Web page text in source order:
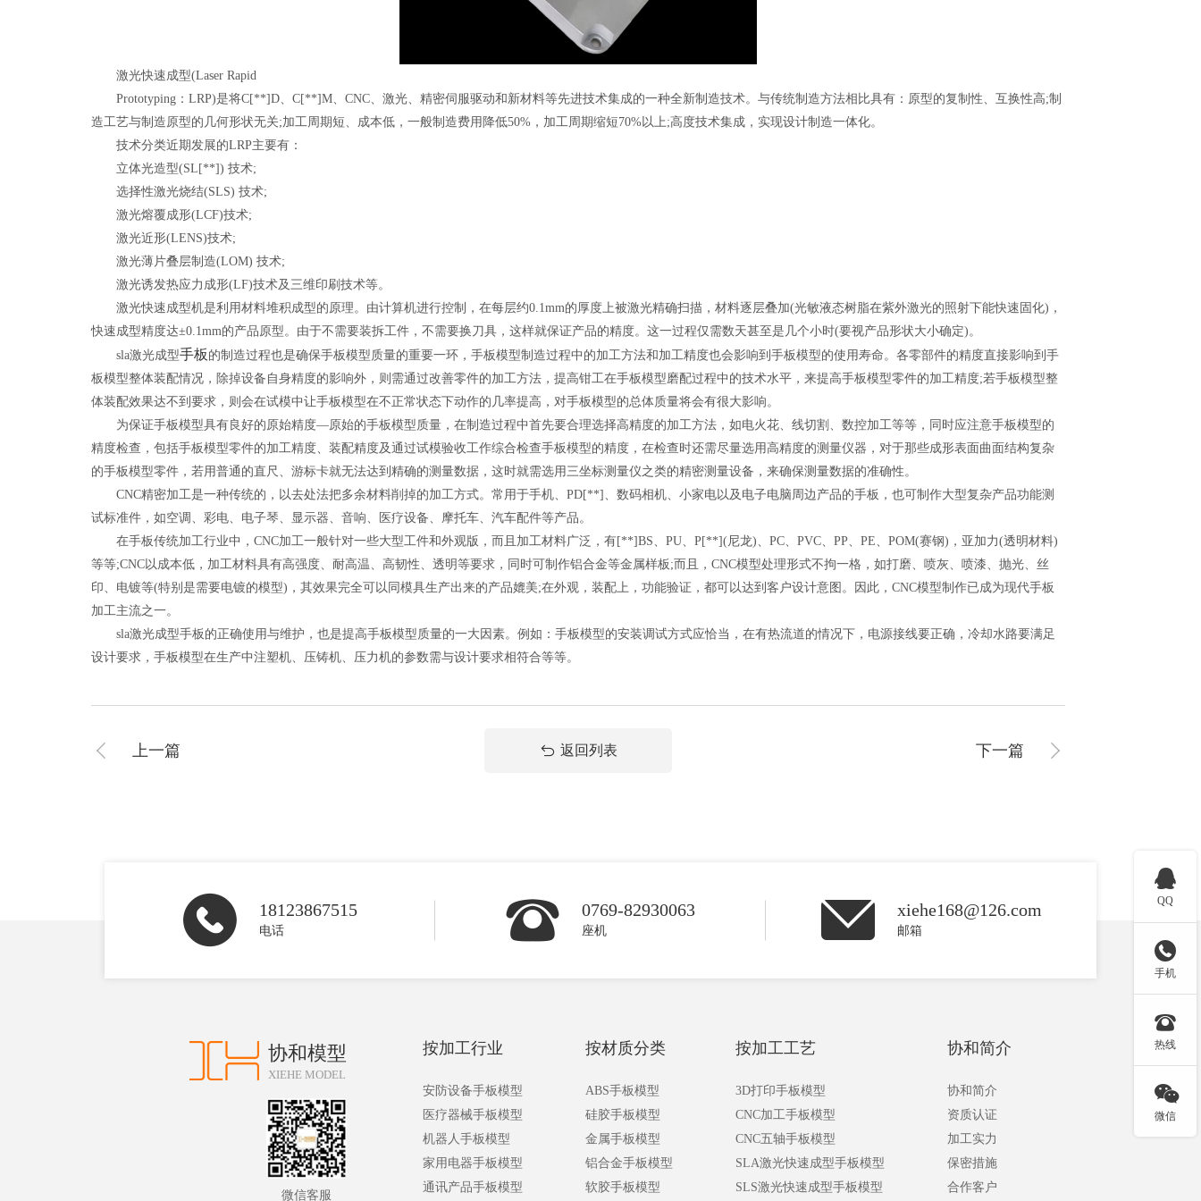
激光快速成型(Laser Rapid
Prototyping：LRP)是将C[**]D、C[**]M、CNC、激光、精密伺服驱动和新材料等先进技术集成的一种全新制造技术。与传统制造方法相比具有：原型的复制性、互换性高;制
造工艺与制造原型的几何形状无关;加工周期短、成本低，一般制造费用降低50%，加工周期缩短70%以上;高度技术集成，实现设计制造一体化。
技术分类近期发展的LRP主要有：
立体光造型(SL[**]) 技术;
选择性激光烧结(SLS) 技术;
激光熔覆成形(LCF)技术;
激光近形(LENS)技术;
激光薄片叠层制造(LOM) 技术;
激光诱发热应力成形(LF)技术及三维印刷技术等。
激光快速成型机是利用材料堆积成型的原理。由计算机进行控制，在每层约0.1mm的厚度上被激光精确扫描，材料逐层叠加(光敏液态树脂在紫外激光的照射下能快速固化)，
快速成型精度达±0.1mm的产品原型。由于不需要装拆工件，不需要换刀具，这样就保证产品的精度。这一过程仅需数天甚至是几个小时(要视产品形状大小确定)。
sla激光成型手板 的制造过程也是确保手板模型质量的重要一环，手板模型制造过程中的加工方法和加工精度也会影响到手板模型的使用寿命。各零部件的精度直接影响到手
板模型整体装配情况，除掉设备自身精度的影响外，则需通过改善零件的加工方法，提高钳工在手板模型磨配过程中的技术水平，来提高手板模型零件的加工精度;若手板模型整
体装配效果达不到要求，则会在试模中让手板模型在不正常状态下动作的几率提高，对手板模型的总体质量将会有很大影响。
为保证手板模型具有良好的原始精度—原始的手板模型质量，在制造过程中首先要合理选择高精度的加工方法，如电火花、线切割、数控加工等等，同时应注意手板模型的
精度检查，包括手板模型零件的加工精度、装配精度及通过试模验收工作综合检查手板模型的精度，在检查时还需尽量选用高精度的测量仪器，对于那些成形表面曲面结构复杂
的手板模型零件，若用普通的直尺、游标卡就无法达到精确的测量数据，这时就需选用三坐标测量仪之类的精密测量设备，来确保测量数据的准确性。
CNC精密加工是一种传统的，以去处法把多余材料削掉的加工方式。常用于手机、PD[**]、数码相机、小家电以及电子电脑周边产品的手板，也可制作大型复杂产品功能测
试标准件，如空调、彩电、电子琴、显示器、音响、医疗设备、摩托车、汽车配件等产品。
在手板传统加工行业中，CNC加工一般针对一些大型工件和外观版，而且加工材料广泛，有[**]BS、PU、P[**](尼龙)、PC、PVC、PP、PE、POM(赛钢)，亚加力(透明材料)
等等;CNC以成本低，加工材料具有高强度、耐高温、高韧性、透明等要求，同时可制作铝合金等金属样板;而且，CNC模型处理形式不拘一格，如打磨、喷灰、喷漆、抛光、丝
印、电镀等(特别是需要电镀的模型)，其效果完全可以同模具生产出来的产品媲美;在外观，装配上，功能验证，都可以达到客户设计意图。因此，CNC模型制作已成为现代手板
加工主流之一。
sla激光成型手板的正确使用与维护，也是提高手板模型质量的一大因素。例如：手板模型的安装调试方式应恰当，在有热流道的情况下，电源接线要正确，冷却水路要满足
设计要求，手板模型在生产中注塑机、压铸机、压力机的参数需与设计要求相符合等等。
上一篇 返回列表 下一篇
18123867515
电话
0769-82930063
座机
xiehe168@126.com
邮箱
协和模型
XIEHE MODEL
微信客服
按加工行业
安防设备手板模型
医疗器械手板模型
机器人手板模型
家用电器手板模型
通讯产品手板模型
按材质分类
ABS手板模型
硅胶手板模型
金属手板模型
铝合金手板模型
软胶手板模型
按加工工艺
3D打印手板模型
CNC加工手板模型
CNC五轴手板模型
SLA激光快速成型手板模型
SLS激光快速成型手板模型
协和简介
协和简介
资质认证
加工实力
保密措施
合作客户

QQ

手机

热线

微信